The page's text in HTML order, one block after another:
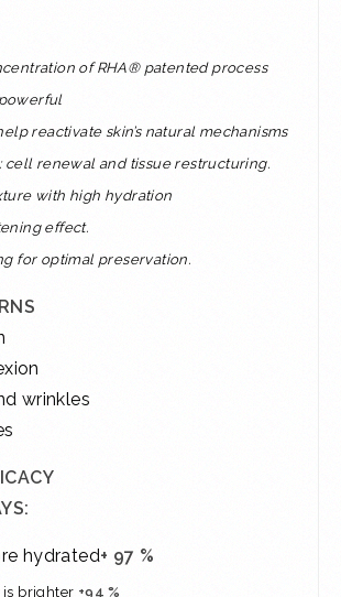
of RHA® patented process
reactivate skin’s natural mechanisms
cell renewal and tissue restructuring.
with high hydration
effect.
for optimal preservation.
wrinkles
hydrated+ 97 %
is brighter +94 %